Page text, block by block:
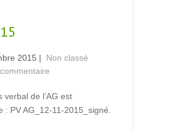
2015 | Non classé
verbal de l’AG est
: PV AG_12-11-2015_signé.